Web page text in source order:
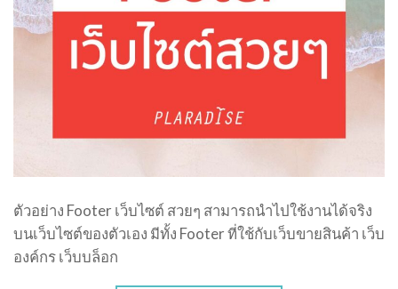
ตัวอย่าง Footer เว็บไซต์ สวยๆ สามารถนำไปใช้งานได้จริง
บนเว็บไซต์ของตัวเอง มีทั้ง Footer ที่ใช้กับเว็บขายสินค้า เว็บ
องค์กร เว็บบล็อก